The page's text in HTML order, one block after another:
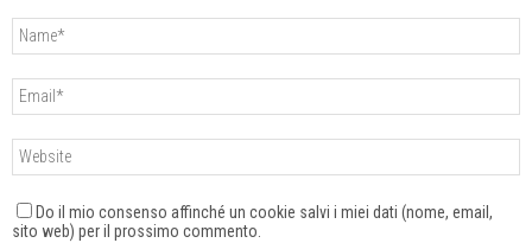
Do il mio consenso affinché un cookie salvi i miei dati (nome, email,
sito web) per il prossimo commento.